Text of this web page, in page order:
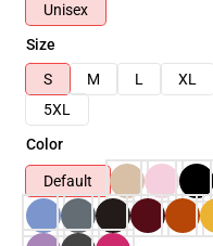
Unisex
Size
S
M L XL
5XL
Color
Default